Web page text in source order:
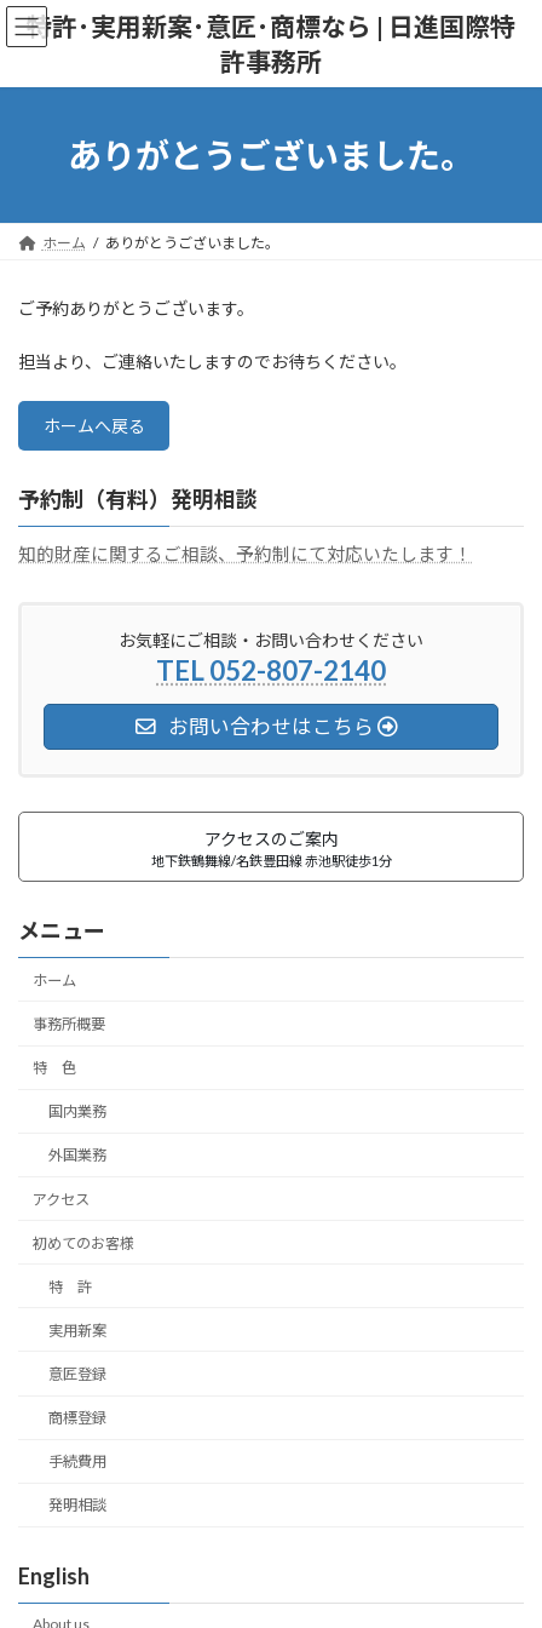
コ
ン
ン
プ
ナ
ビ
ー
動
特許･実用新案･意匠･商標なら | 日進国際特
許事務所
ありがとうございました。
ホーム ありがとうございました。
ご予約ありがとうございます。
担当より、ご連絡いたしますのでお待ちください。
ホームへ戻る
予約制（有料）発明相談
知的財産に関するご相談、予約制にて対応いたします！
お気軽にご相談・お問い合わせください
TEL 052-807-2140
お問い合わせはこちら
アクセスのご案内
地下鉄鶴舞線/名鉄豊田線 赤池駅徒歩1分
メニュー
ホーム
事務所概要
特 色
国内業務
外国業務
アクセス
初めてのお客様
特 許
実用新案
意匠登録
商標登録
手続費用
発明相談
English
About us